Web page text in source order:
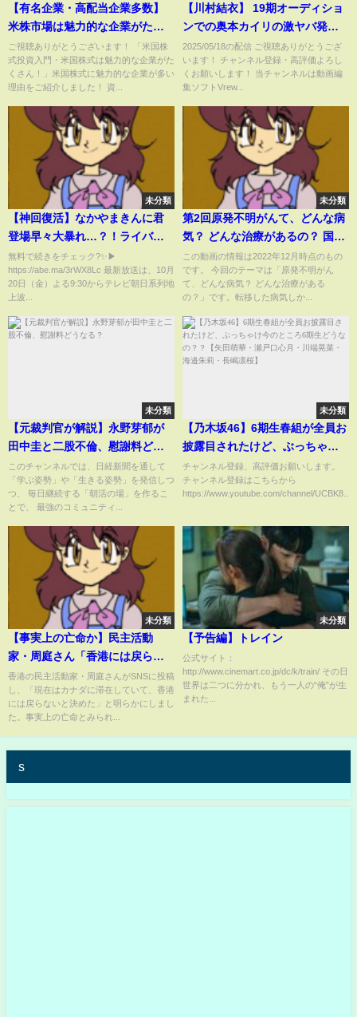
【有名企業・高配当企業多数】
米株市場は魅力的な企業がたく
さん！ #shorts
ご視聴ありがとうございます！ 「米国株
式投資入門・米国株式は魅力的な企業がた
くさん！」米国株式に魅力的な企業が多い
理由をご紹介しました！ 資...
【川村結衣】 19期オーディショ
ンでの奥本カイリの激ヤバ発言
を暴露するシーン 【AKB48】
2025/05/18の配信 ご視聴ありがとうござ
います！ チャンネル登録・高評価よろし
くお願いします！ 当チャンネルは動画編
集ソフトVrew...
未分類
【神回復活】なかやまきんに君
登場早々大暴れ…？！ライバル
芸人に勝つため筋肉留学する
も…??留学しくじりを激白…！
【#しくじり先生 #なかやまきん
無料で続きをチェック?✨▶
https://abe.ma/3rWX8Lc 最新放送は、10月
20日（金）よる9:30からテレビ朝日系列地
上波...
未分類
第2回原発不明がんて、どんな病
気？ どんな治療があるの？ 国立
がん研究センター×九州大学 オン
ライン「希少がん Meet the
Expert」【国立がん研究センタ
この動画の情報は2022年12月時点のもの
です。 今回のテーマは「原発不明がん
て、どんな病気？ どんな治療がある
の？」です。転移した病気しか...
未分類
【元裁判官が解説】永野芽郁が
田中圭と二股不倫、慰謝料どう
なる？
このチャンネルでは、日経新聞を通して
「学ぶ姿勢」や「生きる姿勢」を発信しつ
つ、 毎日継続する「朝活の場」を作るこ
とで、 最強のコミュニティ...
未分類
【乃木坂46】6期生春組が全員お
披露目されたけど、ぶっちゃけ
今のところ6期生どうなの？？
【矢田萌華・瀬戸口心月・川端
晃菜・海邉朱莉・長嶋凛桜】
チャンネル登録、高評価お願いします。
チャンネル登録はこちらから
https://www.youtube.com/channel/UCBK8...
未分類
【事実上の亡命か】民主活動
家・周庭さん「香港には戻らな
いと決めた」
香港の民主活動家・周庭さんがSNSに投稿
し、「現在はカナダに滞在していて、香港
には戻らないと決めた」と明らかにしまし
た。事実上の亡命とみられ...
未分類
【予告編】トレイン
公式サイト：
http://www.cinemart.co.jp/dc/k/train/ その日
世界は二つに分かれ、もう一人の“俺”が生
まれた...
s